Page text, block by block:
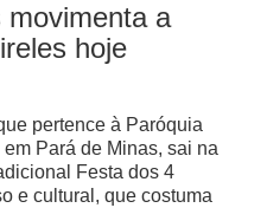
movimenta a
hoje
pertence à Paróquia
Pará de Minas, sai na
Festa dos 4
e cultural, que costuma